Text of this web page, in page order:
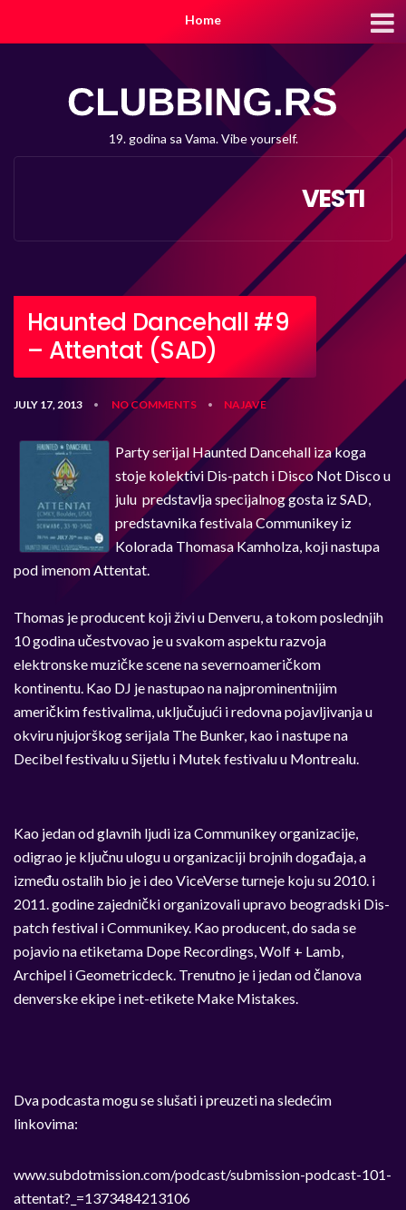
Home
19. godina sa Vama. Vibe yourself.
VESTI
Haunted Dancehall #9
– Attentat (SAD)
JULY 17, 2013 • NO COMMENTS • NAJAVE
Party serijal Haunted Dancehall iza koga
stoje kolektivi Dis-patch i Disco Not Disco u
julu predstavlja specijalnog gosta iz SAD,
predstavnika festivala Communikey iz
Kolorada Thomasa Kamholza, koji nastupa
pod imenom Attentat.
Thomas je producent koji živi u Denveru, a tokom poslednjih
10 godina učestvovao je u svakom aspektu razvoja
elektronske muzičke scene na severnoameričkom
kontinentu. Kao DJ je nastupao na najprominentnijim
američkim festivalima, uključujući i redovna pojavljivanja u
okviru njujorškog serijala The Bunker, kao i nastupe na
Decibel festivalu u Sijetlu i Mutek festivalu u Montrealu.
Kao jedan od glavnih ljudi iza Communikey organizacije,
odigrao je ključnu ulogu u organizaciji brojnih događaja, a
između ostalih bio je i deo ViceVerse turneje koju su 2010. i
2011. godine zajednički organizovali upravo beogradski Dis-
patch festival i Communikey. Kao producent, do sada se
pojavio na etiketama Dope Recordings, Wolf + Lamb,
Archipel i Geometricdeck. Trenutno je i jedan od članova
denverske ekipe i net-etikete Make Mistakes.
Dva podcasta mogu se slušati i preuzeti na sledećim
linkovima:
www.subdotmission.com/podcast/submission-podcast-101-
attentat?_=1373484213106